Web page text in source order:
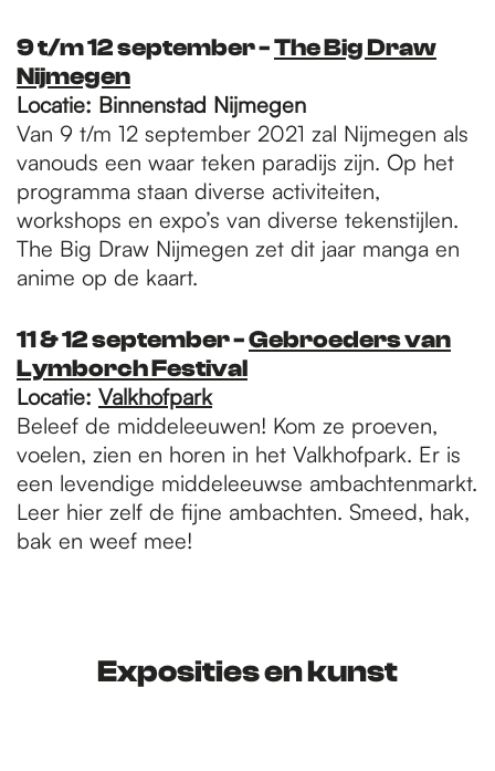
9 t/m 12 september -The Big Draw
Nijmegen
Locatie: Binnenstad Nijmegen
Van 9 t/m 12 september 2021 zal Nijmegen als
vanouds een waar teken paradijs zijn. Op het
programma staan diverse activiteiten,
workshops en expo’s van diverse tekenstijlen.
The Big Draw Nijmegen zet dit jaar manga en
anime op de kaart.
11 & 12 september -Gebroeders van
Lymborch Festival
Locatie: Valkhofpark
Beleef de middeleeuwen! Kom ze proeven,
voelen, zien en horen in het Valkhofpark. Er is
een levendige middeleeuwse ambachtenmarkt.
Leer hier zelf de fijne ambachten. Smeed, hak,
bak en weef mee!
Exposities en kunst